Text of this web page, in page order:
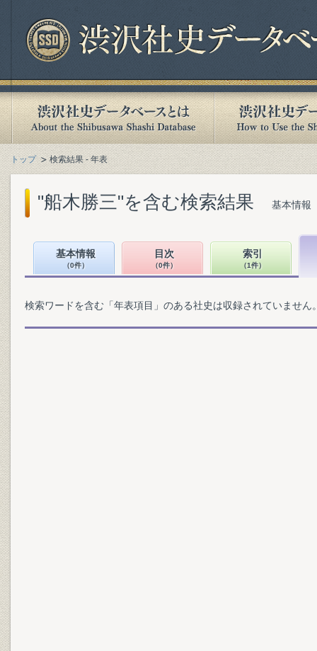
トップ 検索結果 - 年表
"船木勝三"を含む検索結果 基本情報
基本情報
（0件）
目次
（0件）
索引
（1件）
検索ワードを含む「年表項目」のある社史は収録されていません